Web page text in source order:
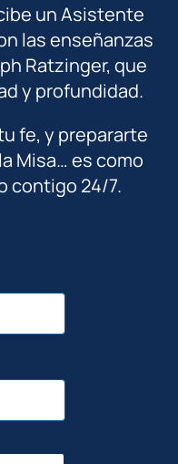
un Asistente
las enseñanzas
Ratzinger, que
y profundidad.
fe, y prepararte
Misa… es como
contigo 24/7.